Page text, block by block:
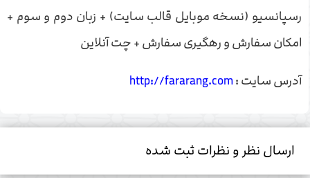
رسپانسیو (نسخه موبایل قالب سایت) + زبان دوم و سوم +
امکان سفارش و رهگیری سفارش + چت آنلاین
آدرس سایت :http://fararang.com
ارسال نظر و نظرات ثبت شده